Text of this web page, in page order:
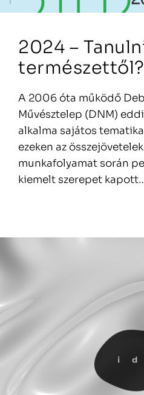
2024 –
A 2006 óta működő
Művésztelep (DNM)
alkalma sajátos
ezeken az
munkafolyamat során
kiemelt szerepet